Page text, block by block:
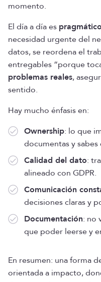
momento.
El día a día es
necesidad urgente del
datos, se reordena el
entregables “porque
problemas reales,
sentido.
Hay mucho énfasis en:
Ownership: lo que
documentas y
Calidad del dato:
alineado con GDPR.
Comunicación
decisiones claras y
Documentación: no
que poder leerse y
En resumen: una forma
orientada a impacto,